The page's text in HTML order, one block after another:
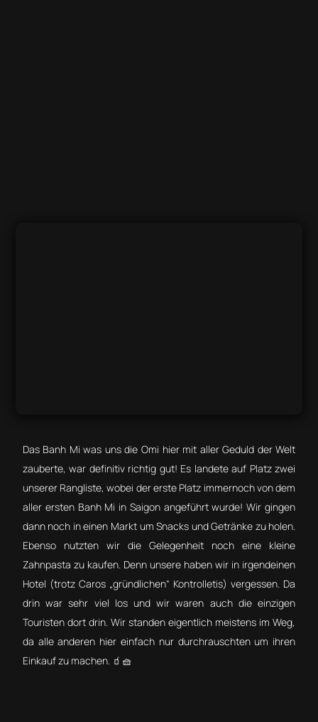
Das Banh Mi was uns die Omi hier mit aller Geduld der Welt
zauberte, war definitiv richtig gut! Es landete auf Platz zwei
unserer Rangliste, wobei der erste Platz immernoch von dem
aller ersten Banh Mi in Saigon angeführt wurde! Wir gingen
dann noch in einen Markt um Snacks und Getränke zu holen.
Ebenso nutzten wir die Gelegenheit noch eine kleine
Zahnpasta zu kaufen. Denn unsere haben wir in irgendeinen
Hotel (trotz Caros „gründlichen“ Kontrolletis) vergessen. Da
drin war sehr viel los und wir waren auch die einzigen
Touristen dort drin. Wir standen eigentlich meistens im Weg,
da alle anderen hier einfach nur durchrauschten um ihren
Einkauf zu machen. 🧃🧺